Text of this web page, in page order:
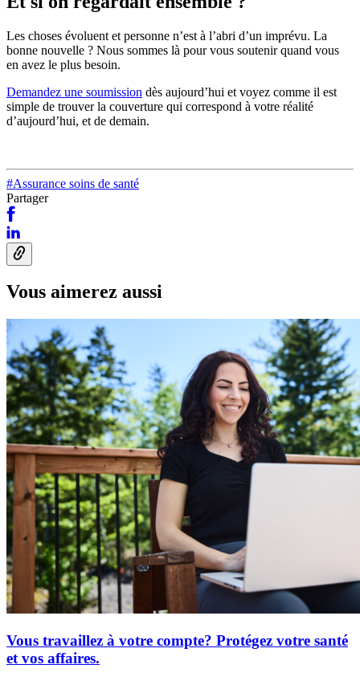
Les choses évoluent et personne n’est à l’abri d’un imprévu. La
bonne nouvelle ? Nous sommes là pour vous soutenir quand vous
en avez le plus besoin.
Demandez une soumission dès aujourd’hui et voyez comme il est
simple de trouver la couverture qui correspond à votre réalité
d’aujourd’hui, et de demain.
#Assurance soins de santé
Partager
Vous aimerez aussi
Vous travaillez à votre compte? Protégez votre santé
et vos affaires.